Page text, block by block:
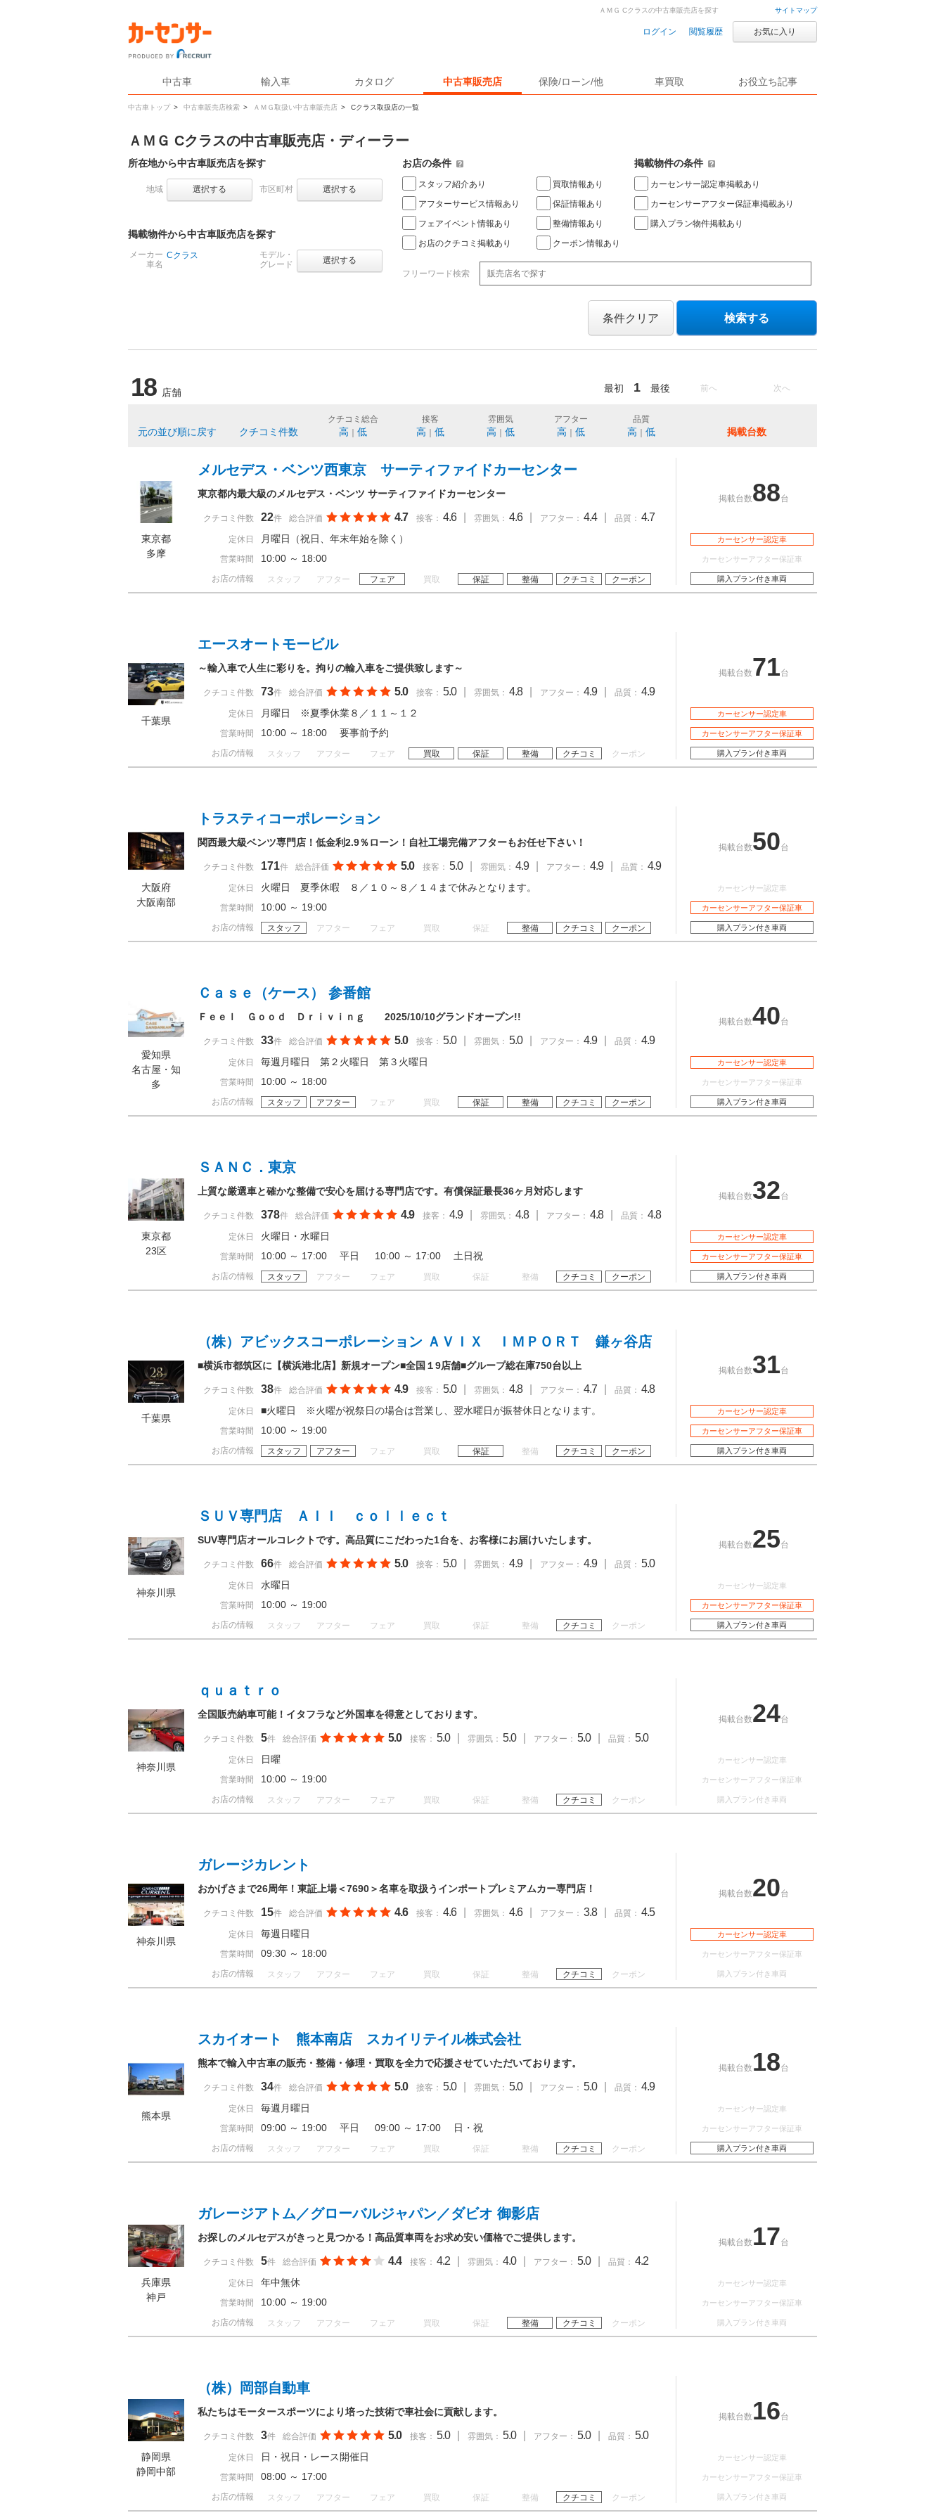
サイトマップ
ログイン 閲覧履歴 お気に入り
中古車 輸入車 カタログ 中古車販売店 保険/ローン/他 車買取 お役立ち記事
中古車トップ > 中古車販売店検索 > ＡＭＧ取扱い中古車販売店 > Cクラス取扱店の一覧
ＡＭＧ Cクラスの中古車販売店を探す
ＡＭＧ Cクラスの中古車販売店・ディーラー
所在地から中古車販売店を探す
地域 選択する 市区町村 選択する
掲載物件から中古車販売店を探す
メーカー
車名
Cクラス
モデル・
グレード
選択する
お店の条件
スタッフ紹介あり
アフターサービス情報あり
フェアイベント情報あり
お店のクチコミ掲載あり
買取情報あり
保証情報あり
整備情報あり
クーポン情報あり
掲載物件の条件
カーセンサー認定車掲載あり
カーセンサーアフター保証車掲載あり
購入プラン物件掲載あり
フリーワード検索
条件クリア 検索する
18 店舗 前へ 次へ
最初 1 最後
元の並び順に戻す クチコミ件数
クチコミ総合
高 低
接客
高 低
雰囲気
高 低
アフター
高 低
品質
高 低 掲載台数
東京都
多摩
メルセデス・ベンツ西東京 サーティファイドカーセンター
東京都内最大級のメルセデス・ベンツ サーティファイドカーセンター
クチコミ件数 22件 総合評価 4.7 接客： 4.6 雰囲気： 4.6 アフター： 4.4 品質： 4.7
定休日 月曜日（祝日、年末年始を除く）
営業時間 10:00 ～ 18:00
お店の情報 スタッフ アフター フェア 買取 保証 整備 クチコミ クーポン
掲載台数88台
カーセンサー認定車
カーセンサーアフター保証車
購入プラン付き車両
千葉県
エースオートモービル
～輸入車で人生に彩りを。拘りの輸入車をご提供致します～
クチコミ件数 73件 総合評価 5.0 接客： 5.0 雰囲気： 4.8 アフター： 4.9 品質： 4.9
定休日 月曜日 ※夏季休業８／１１～１２
営業時間 10:00 ～ 18:00 要事前予約
お店の情報 スタッフ アフター フェア 買取 保証 整備 クチコミ クーポン
掲載台数71台
カーセンサー認定車
カーセンサーアフター保証車
購入プラン付き車両
大阪府
大阪南部
トラスティコーポレーション
関西最大級ベンツ専門店！低金利2.9％ローン！自社工場完備アフターもお任せ下さい！
クチコミ件数 171件 総合評価 5.0 接客： 5.0 雰囲気： 4.9 アフター： 4.9 品質： 4.9
定休日 火曜日 夏季休暇 ８／１０～８／１４まで休みとなります。
営業時間 10:00 ～ 19:00
お店の情報 スタッフ アフター フェア 買取 保証 整備 クチコミ クーポン
掲載台数50台
カーセンサー認定車
カーセンサーアフター保証車
購入プラン付き車両
愛知県
名古屋・知
多
Ｃａｓｅ（ケース） 参番館
Ｆｅｅｌ Ｇｏｏｄ Ｄｒｉｖｉｎｇ 2025/10/10グランドオープン!!
クチコミ件数 33件 総合評価 5.0 接客： 5.0 雰囲気： 5.0 アフター： 4.9 品質： 4.9
定休日 毎週月曜日 第２火曜日 第３火曜日
営業時間 10:00 ～ 18:00
お店の情報 スタッフ アフター フェア 買取 保証 整備 クチコミ クーポン
掲載台数40台
カーセンサー認定車
カーセンサーアフター保証車
購入プラン付き車両
東京都
23区
ＳＡＮＣ．東京
上質な厳選車と確かな整備で安心を届ける専門店です。有償保証最長36ヶ月対応します
クチコミ件数 378件 総合評価 4.9 接客： 4.9 雰囲気： 4.8 アフター： 4.8 品質： 4.8
定休日 火曜日・水曜日
営業時間 10:00 ～ 17:00 平日 10:00 ～ 17:00 土日祝
お店の情報 スタッフ アフター フェア 買取 保証 整備 クチコミ クーポン
掲載台数32台
カーセンサー認定車
カーセンサーアフター保証車
購入プラン付き車両
千葉県
（株）アビックスコーポレーション ＡＶＩＸ ＩＭＰＯＲＴ 鎌ヶ谷店
■横浜市都筑区に【横浜港北店】新規オープン■全国１9店舗■グループ総在庫750台以上
クチコミ件数 38件 総合評価 4.9 接客： 5.0 雰囲気： 4.8 アフター： 4.7 品質： 4.8
定休日 ■火曜日 ※火曜が祝祭日の場合は営業し、翌水曜日が振替休日となります。
営業時間 10:00 ～ 19:00
お店の情報 スタッフ アフター フェア 買取 保証 整備 クチコミ クーポン
掲載台数31台
カーセンサー認定車
カーセンサーアフター保証車
購入プラン付き車両
神奈川県
ＳＵＶ専門店 Ａｌｌ ｃｏｌｌｅｃｔ
SUV専門店オールコレクトです。高品質にこだわった1台を、お客様にお届けいたします。
クチコミ件数 66件 総合評価 5.0 接客： 5.0 雰囲気： 4.9 アフター： 4.9 品質： 5.0
定休日 水曜日
営業時間 10:00 ～ 19:00
お店の情報 スタッフ アフター フェア 買取 保証 整備 クチコミ クーポン
掲載台数25台
カーセンサー認定車
カーセンサーアフター保証車
購入プラン付き車両
神奈川県
ｑｕａｔｒｏ
全国販売納車可能！イタフラなど外国車を得意としております。
クチコミ件数 5件 総合評価 5.0 接客： 5.0 雰囲気： 5.0 アフター： 5.0 品質： 5.0
定休日 日曜
営業時間 10:00 ～ 19:00
お店の情報 スタッフ アフター フェア 買取 保証 整備 クチコミ クーポン
掲載台数24台
カーセンサー認定車
カーセンサーアフター保証車
購入プラン付き車両
神奈川県
ガレージカレント
おかげさまで26周年！東証上場＜7690＞名車を取扱うインポートプレミアムカー専門店！
クチコミ件数 15件 総合評価 4.6 接客： 4.6 雰囲気： 4.6 アフター： 3.8 品質： 4.5
定休日 毎週日曜日
営業時間 09:30 ～ 18:00
お店の情報 スタッフ アフター フェア 買取 保証 整備 クチコミ クーポン
掲載台数20台
カーセンサー認定車
カーセンサーアフター保証車
購入プラン付き車両
熊本県
スカイオート 熊本南店 スカイリテイル株式会社
熊本で輸入中古車の販売・整備・修理・買取を全力で応援させていただいております。
クチコミ件数 34件 総合評価 5.0 接客： 5.0 雰囲気： 5.0 アフター： 5.0 品質： 4.9
定休日 毎週月曜日
営業時間 09:00 ～ 19:00 平日 09:00 ～ 17:00 日・祝
お店の情報 スタッフ アフター フェア 買取 保証 整備 クチコミ クーポン
掲載台数 18台
カーセンサー認定車
カーセンサーアフター保証車
購入プラン付き車両
兵庫県
神戸
ガレージアトム／グローバルジャパン／ダビオ 御影店
お探しのメルセデスがきっと見つかる！高品質車両をお求め安い価格でご提供します。
クチコミ件数 5件 総合評価 4.4 接客： 4.2 雰囲気： 4.0 アフター： 5.0 品質： 4.2
定休日 年中無休
営業時間 10:00 ～ 19:00
お店の情報 スタッフ アフター フェア 買取 保証 整備 クチコミ クーポン
掲載台数 17台
カーセンサー認定車
カーセンサーアフター保証車
購入プラン付き車両
静岡県
静岡中部
（株）岡部自動車
私たちはモータースポーツにより培った技術で車社会に貢献します。
クチコミ件数 3件 総合評価 5.0 接客： 5.0 雰囲気： 5.0 アフター： 5.0 品質： 5.0
定休日 日・祝日・レース開催日
営業時間 08:00 ～ 17:00
お店の情報 スタッフ アフター フェア 買取 保証 整備 クチコミ クーポン
掲載台数 16台
カーセンサー認定車
カーセンサーアフター保証車
購入プラン付き車両